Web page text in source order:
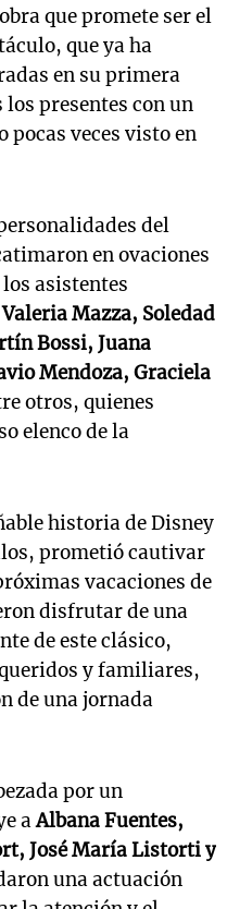
que promete ser el
que ya ha
en su primera
presentes con un
veces visto en
del
en ovaciones
asistentes
Valeria Mazza, Soledad
Bossi, Juana
Mendoza, Graciela
otros, quienes
elenco de la
historia de Disney
prometió cautivar
vacaciones de
disfrutar de una
de este clásico,
y familiares,
de una jornada
por un
aAlbana Fuentes,
José María Listorti y
una actuación